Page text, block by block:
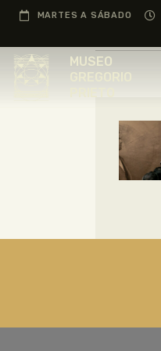
MARTES A SÁBADO
MUSEO